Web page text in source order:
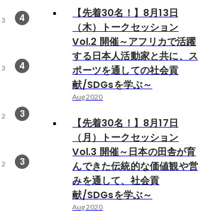
4
3
4
3
3
2
3
2
【先着30名！】8月13日
（木）トークセッション
Vol.2 開催～アフリカで活躍
する日本人活動家と共に、ス
ポーツを通しての社会貢
献/SDGsを学ぶ～
Aug 2020
【先着30名！】8月17日
（月）トークセッション
Vol.3 開催～日本の田舎が育
んできた伝統的な価値観や営
みを通して、社会貢
献/SDGsを学ぶ～
Aug 2020